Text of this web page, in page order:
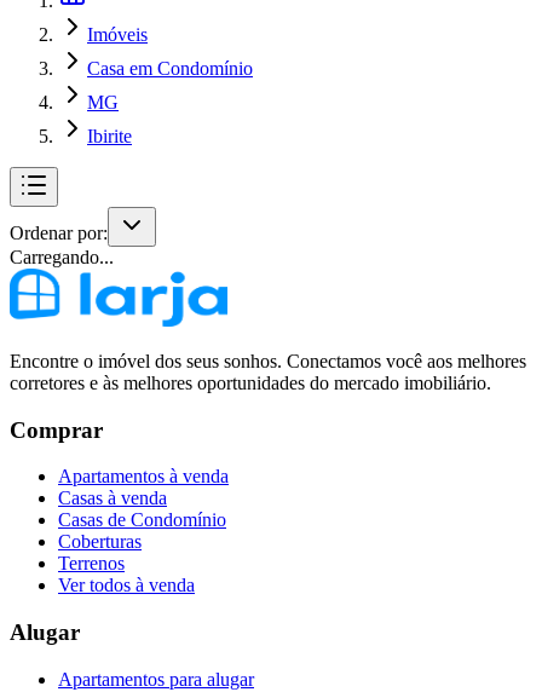
Imóveis
Casa em Condomínio
MG
Ibirite
Ordenar por:
Carregando...
Encontre o imóvel dos seus sonhos. Conectamos você aos melhores
corretores e às melhores oportunidades do mercado imobiliário.
Comprar
Apartamentos à venda
Casas à venda
Casas de Condomínio
Coberturas
Terrenos
Ver todos à venda
Alugar
Apartamentos para alugar